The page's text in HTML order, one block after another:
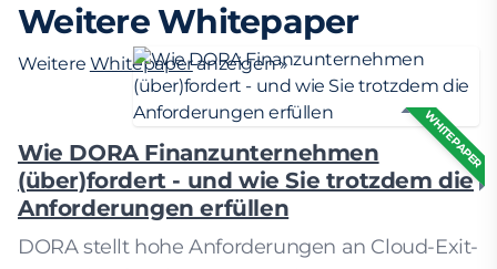
Weitere Whitepaper
Weitere Whitepaperanzeigen »
WHITEPAPER
Wie DORA Finanzunternehmen
(über)fordert - und wie Sie trotzdem die
Anforderungen erfüllen
DORA stellt hohe Anforderungen an Cloud-Exit-